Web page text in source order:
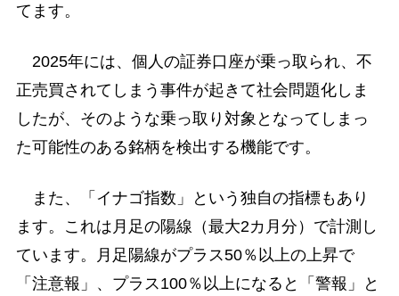
てます。
2025年には、個人の証券口座が乗っ取られ、不
正売買されてしまう事件が起きて社会問題化しま
したが、そのような乗っ取り対象となってしまっ
た可能性のある銘柄を検出する機能です。
また、「イナゴ指数」という独自の指標もあり
ます。これは月足の陽線（最大2カ月分）で計測し
ています。月足陽線がプラス50％以上の上昇で
「注意報」、プラス100％以上になると「警報」と